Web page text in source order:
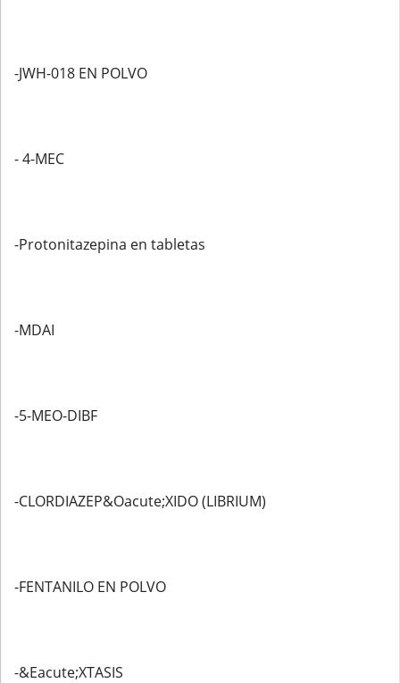
-JWH-018 EN POLVO
- 4-MEC
-Protonitazepina en tabletas
-MDAI
-5-MEO-DIBF
-CLORDIAZEP&Oacute;XIDO (LIBRIUM)
-FENTANILO EN POLVO
-&Eacute;XTASIS